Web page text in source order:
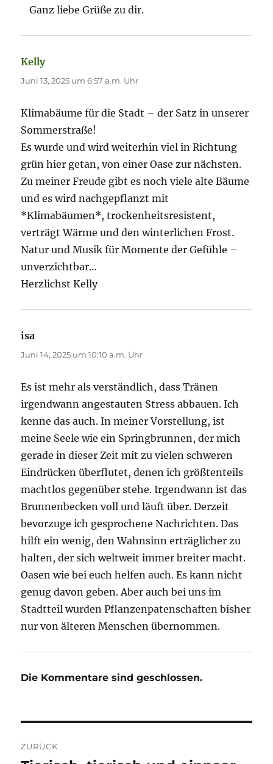
Ganz liebe Grüße zu dir.
Kellysagt:
Juni 13, 2025 um 6:57 a.m. Uhr
Klimabäume für die Stadt – der Satz in unserer
Sommerstraße!
Es wurde und wird weiterhin viel in Richtung
grün hier getan, von einer Oase zur nächsten.
Zu meiner Freude gibt es noch viele alte Bäume
und es wird nachgepflanzt mit
*Klimabäumen*, trockenheitsresistent,
verträgt Wärme und den winterlichen Frost.
Natur und Musik für Momente der Gefühle –
unverzichtbar…
Herzlichst Kelly
isa
Juni 14, 2025 um 10:10 a.m. Uhr
Es ist mehr als verständlich, dass Tränen
irgendwann angestauten Stress abbauen. Ich
kenne das auch. In meiner Vorstellung, ist
meine Seele wie ein Springbrunnen, der mich
gerade in dieser Zeit mit zu vielen schweren
Eindrücken überflutet, denen ich größtenteils
machtlos gegenüber stehe. Irgendwann ist das
Brunnenbecken voll und läuft über. Derzeit
bevorzuge ich gesprochene Nachrichten. Das
hilft ein wenig, den Wahnsinn erträglicher zu
halten, der sich weltweit immer breiter macht.
Oasen wie bei euch helfen auch. Es kann nicht
genug davon geben. Aber auch bei uns im
Stadtteil wurden Pflanzenpatenschaften bisher
nur von älteren Menschen übernommen.
Die Kommentare sind geschlossen.
ZURÜCK